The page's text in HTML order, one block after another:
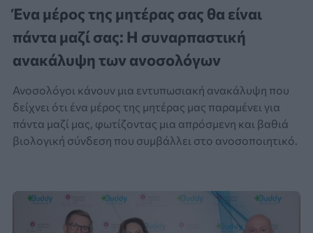
Ένα μέρος της μητέρας σας θα είναι
πάντα μαζί σας: Η συναρπαστική
ανακάλυψη των ανοσολόγων
Ανοσολόγοι κάνουν μια εντυπωσιακή ανακάλυψη που
δείχνει ότι ένα μέρος της μητέρας μας παραμένει για
πάντα μαζί μας, φωτίζοντας μια απρόσμενη και βαθιά
βιολογική σύνδεση που συμβάλλει στο ανοσοποιητικό.